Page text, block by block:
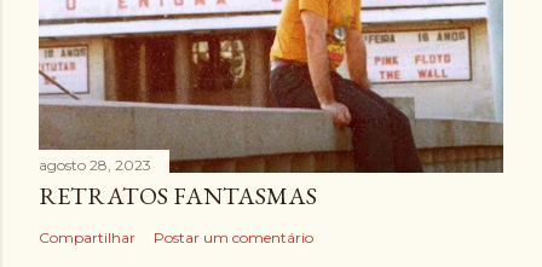
agosto 28, 2023
RETRATOS FANTASMAS
Compartilhar Postar um comentário